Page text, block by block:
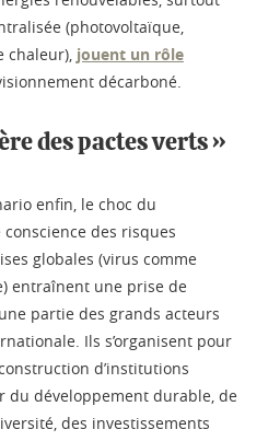
(photovoltaïque,
chaleur), jouent un rôle
décarboné.
des pactes verts »
enfin, le choc du
des risques
globales (virus comme
entraînent une prise de
partie des grands acteurs
Ils s’organisent pour
d’institutions
du développement durable, de
des investissements